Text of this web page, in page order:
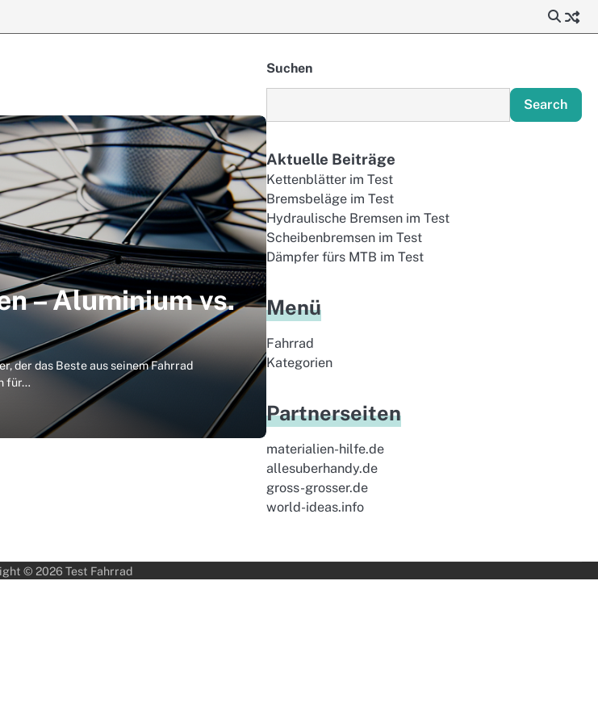
– Aluminium vs.
der das Beste aus seinem Fahrrad
für…
Suchen
Search
Aktuelle Beiträge
Kettenblätter im Test
Bremsbeläge im Test
Hydraulische Bremsen im Test
Scheibenbremsen im Test
Dämpfer fürs MTB im Test
Menü
Fahrrad
Kategorien
Partnerseiten
materialien-hilfe.de
allesuberhandy.de
gross-grosser.de
world-ideas.info
© 2026 Test Fahrrad